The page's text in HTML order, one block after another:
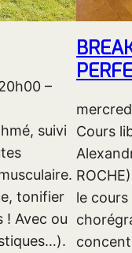
–
suivi
tonifier
! Avec ou
Cours
le